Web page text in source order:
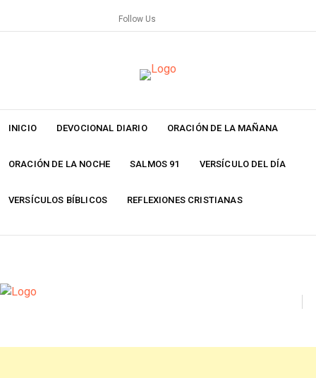
Follow Us
INICIO DEVOCIONAL DIARIO ORACIÓN DE LA MAÑANA
ORACIÓN DE LA NOCHE SALMOS 91 VERSÍCULO DEL DÍA
VERSÍCULOS BÍBLICOS REFLEXIONES CRISTIANAS